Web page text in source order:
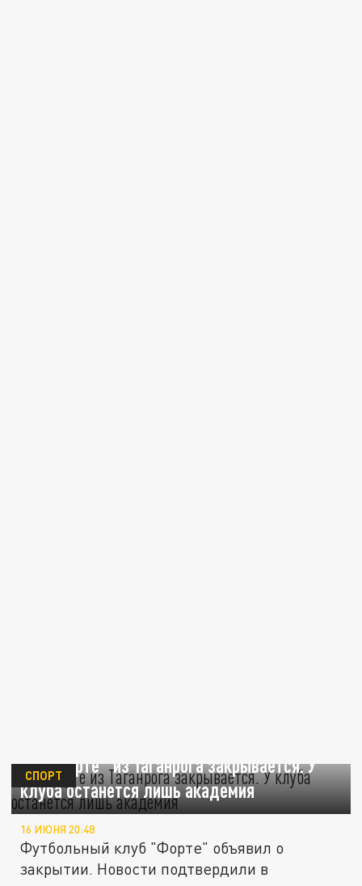
ФК "Форте" из Таганрога закрывается. У
клуба останется лишь академия
СПОРТ
16 ИЮНЯ 20:48
Футбольный клуб "Форте" объявил о
закрытии. Новости подтвердили в